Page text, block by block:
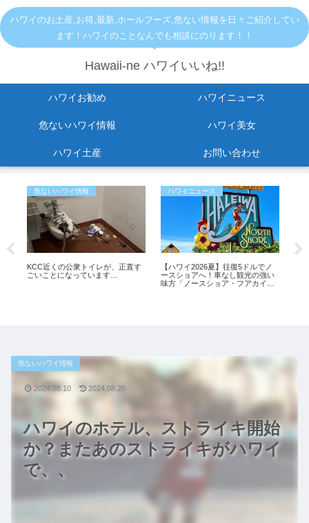
ハワイのお土産,お得,最新,ホールフーズ,危ない情報を日々ご紹介してい
ます！ハワイのことなんでも相談にのります！！
Hawaii-ne ハワイいいね!!
ハワイお勧め ハワイニュース
危ないハワイ情報 ハワイ美女
ハワイ土産 お問い合わせ
危ないハワイ情報
KCC近くの公衆トイレが、正直す
ごいことになっています…
ハワイニュース
【ハワイ2026夏】往復5ドルでノ
ースショアへ！車なし観光の強い
味方「ノースショア・フアカイ」
ハワイのホテル、ストライキ開始
か？またあのストライキがハワイ
で、、
危ないハワイ情報
2024.08.10 2024.08.20